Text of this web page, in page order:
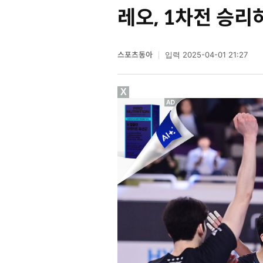
레오, 1차전 승리
스포츠동아 입력 2025-04-01 21:27
X